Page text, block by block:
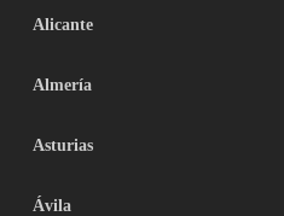
Alicante
Almería
Asturias
Ávila